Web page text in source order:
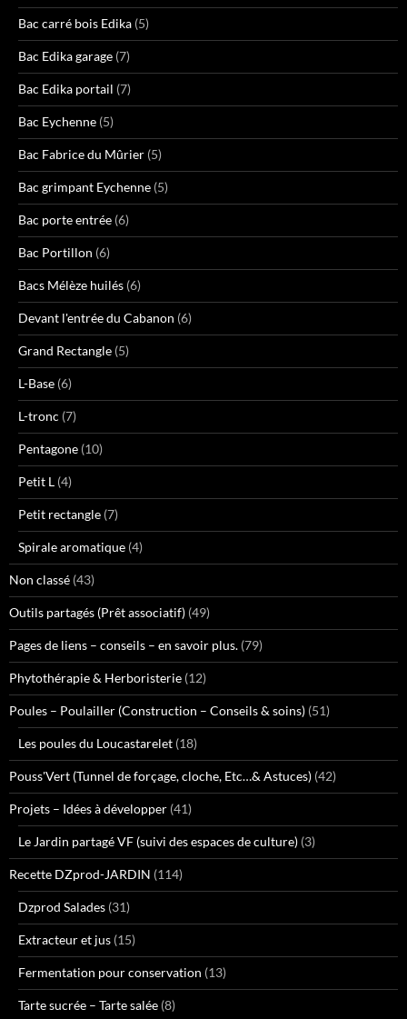
Bac carré bois Edika (5)
Bac Edika garage (7)
Bac Edika portail (7)
Bac Eychenne (5)
Bac Fabrice du Mûrier (5)
Bac grimpant Eychenne (5)
Bac porte entrée (6)
Bac Portillon (6)
Bacs Mélèze huilés (6)
Devant l'entrée du Cabanon (6)
Grand Rectangle (5)
L-Base (6)
L-tronc (7)
Pentagone (10)
Petit L (4)
Petit rectangle (7)
Spirale aromatique (4)
Non classé (43)
Outils partagés (Prêt associatif) (49)
Pages de liens – conseils – en savoir plus. (79)
Phytothérapie & Herboristerie (12)
Poules – Poulailler (Construction – Conseils & soins) (51)
Les poules du Loucastarelet (18)
Pouss'Vert (Tunnel de forçage, cloche, Etc…& Astuces) (42)
Projets – Idées à développer (41)
Le Jardin partagé VF (suivi des espaces de culture) (3)
Recette DZprod-JARDIN (114)
Dzprod Salades (31)
Extracteur et jus (15)
Fermentation pour conservation (13)
Tarte sucrée – Tarte salée (8)